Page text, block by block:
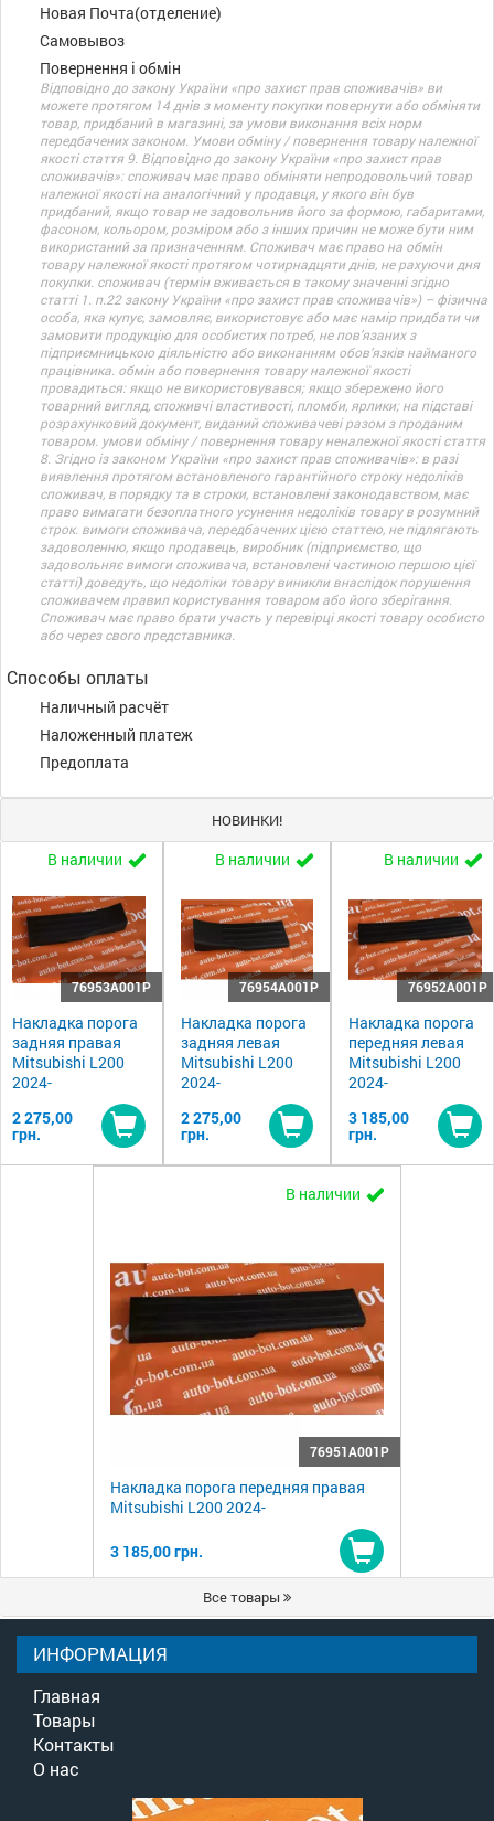
Новая Почта(отделение)
Самовывоз
Повернення і обмін
Відповідно до закону України «про захист прав споживачів» ви
можете протягом 14 днів з моменту покупки повернути або обміняти
товар, придбаний в магазині, за умови виконання всіх норм
передбачених законом. Умови обміну / повернення товару належної
якості стаття 9. Відповідно до закону України «про захист прав
споживачів»: споживач має право обміняти непродовольчий товар
належної якості на аналогічний у продавця, у якого він був
придбаний, якщо товар не задовольнив його за формою, габаритами,
фасоном, кольором, розміром або з інших причин не може бути ним
використаний за призначенням. Споживач має право на обмін
товару належної якості протягом чотирнадцяти днів, не рахуючи дня
покупки. споживач (термін вживається в такому значенні згідно
статті 1. п.22 закону України «про захист прав споживачів») – фізична
особа, яка купує, замовляє, використовує або має намір придбати чи
замовити продукцію для особистих потреб, не пов’язаних з
підприємницькою діяльністю або виконанням обов’язків найманого
працівника. обмін або повернення товару належної якості
провадиться: якщо не використовувався; якщо збережено його
товарний вигляд, споживчі властивості, пломби, ярлики; на підставі
розрахунковий документ, виданий споживачеві разом з проданим
товаром. умови обміну / повернення товару неналежної якості стаття
8. Згідно із законом України «про захист прав споживачів»: в разі
виявлення протягом встановленого гарантійного строку недоліків
споживач, в порядку та в строки, встановлені законодавством, має
право вимагати безоплатного усунення недоліків товару в розумний
строк. вимоги споживача, передбачених цією статтею, не підлягають
задоволенню, якщо продавець, виробник (підприємство, що
задовольняє вимоги споживача, встановлені частиною першою цієї
статті) доведуть, що недоліки товару виникли внаслідок порушення
споживачем правил користування товаром або його зберігання.
Споживач має право брати участь у перевірці якості товару особисто
або через свого представника.
Способы оплаты
Наличный расчёт
Наложенный платеж
Предоплата
НОВИНКИ!
В наличии
76953A001P
Накладка порога
задняя правая
Mitsubishi L200
2024-
2 275,00
грн.
Купить
В наличии
76954A001P
Накладка порога
задняя левая
Mitsubishi L200
2024-
2 275,00
грн.
Купить
В наличии
76952A001P
Накладка порога
передняя левая
Mitsubishi L200
2024-
3 185,00
грн.
В наличии
76951A001P
Накладка порога передняя правая
Mitsubishi L200 2024-
3 185,00 грн.
Купить
Все товары
ИНФОРМАЦИЯ
Главная
Товары
Контакты
О нас